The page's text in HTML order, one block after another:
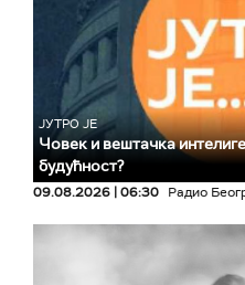
ЈУТРО ЈЕ
Човек и вештачка
будућност?
09.08.2026 | 06:30 Радио